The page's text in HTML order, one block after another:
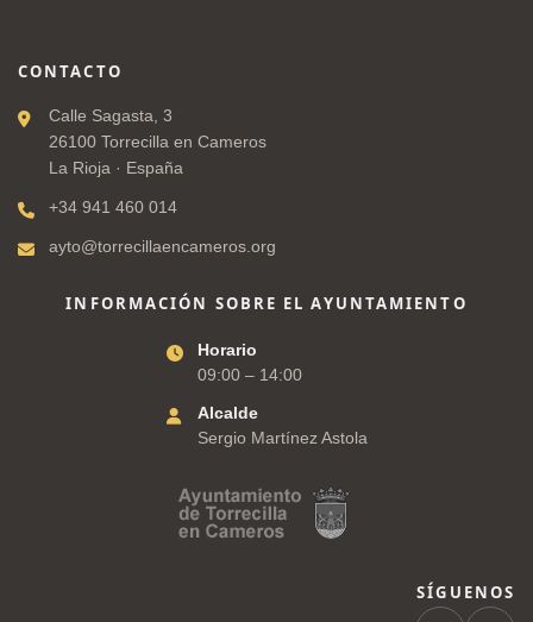
CONTACTO
Calle Sagasta, 3
26100 Torrecilla en Cameros
La Rioja · España
+34 941 460 014
ayto@torrecillaencameros.org
INFORMACIÓN SOBRE EL AYUNTAMIENTO
Horario
09:00 – 14:00
Alcalde
Sergio Martínez Astola
SÍGUENOS